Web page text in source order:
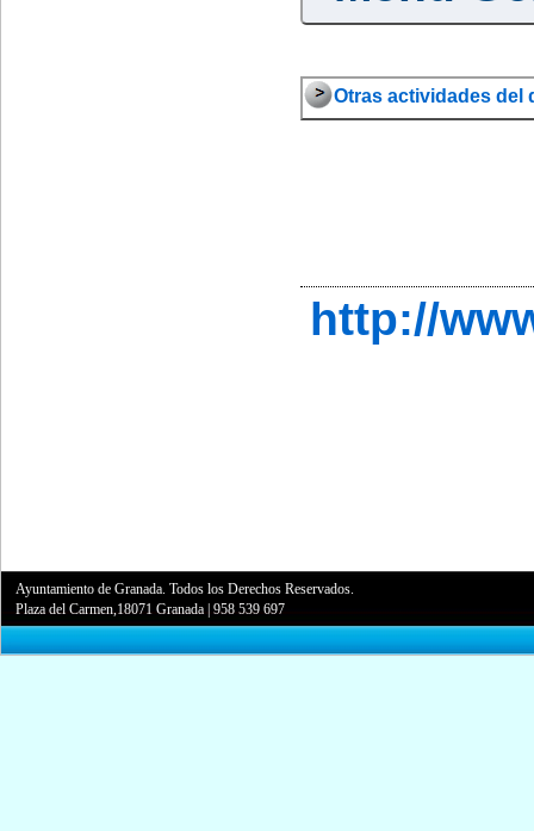
Otras actividades del
http://
Ayuntamiento de Granada. Todos los Derechos Reservados.
Plaza del Carmen,18071 Granada |958 539 697